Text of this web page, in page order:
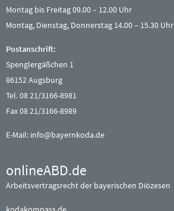
Montag bis Freitag 09.00 – 12.00 Uhr
Montag, Dienstag, Donnerstag 14.00 – 15.30 Uhr
Postanschrift:
Spenglergäßchen 1
86152 Augsburg
Tel. 08 21/3166-8981
Fax 08 21/3166-8989
E-Mail: info@bayernkoda.de
onlineABD.de
Arbeitsvertragsrecht der bayerischen Diözesen